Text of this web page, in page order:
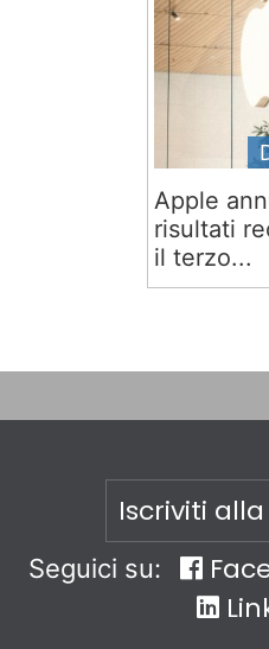
Apple
risultati
il terzo...
Iscriviti
Seguici su: